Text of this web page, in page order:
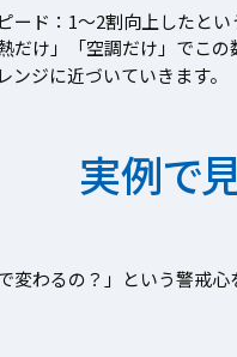
ード：1〜2割向上したと
だけ」「空調だけ」でこ
ンジに近づいていきます。
実例で
変わるの？」という警戒